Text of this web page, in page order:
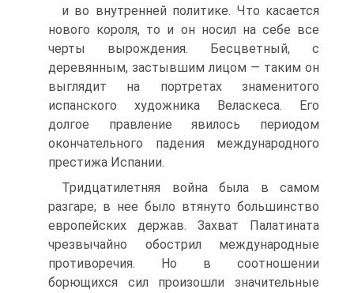
и во внутренней политике. Что касается
нового коро­ля, то и он носил на себе все
черты вырождения. Бесцветный, с
деревянным, застывшим лицом — та­ким он
выглядит на портретах знаменитого
испанско­го художника Веласкеса. Его
долгое правление яви­лось периодом
окончательного падения международ­ного
престижа Испании.
Тридцатилетняя война была в самом
разгаре; в нее было втянуто большинство
европейских держав. За­хват Палатината
чрезвычайно обострил международ­ные
противоречия. Но в соотношении
борющихся сил произошли значительные